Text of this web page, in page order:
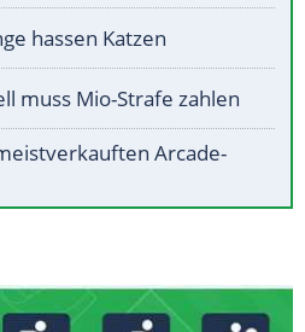
hassen Katzen
muss Mio-Strafe zahlen
Arcade-